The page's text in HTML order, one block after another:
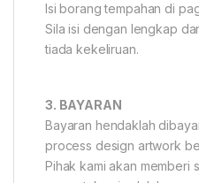
Isi borang tempahan di
Sila isi dengan lengkap
tiada kekeliruan.
3. BAYARAN
Bayaran hendaklah
process design artwork
Pihak kami akan memberi